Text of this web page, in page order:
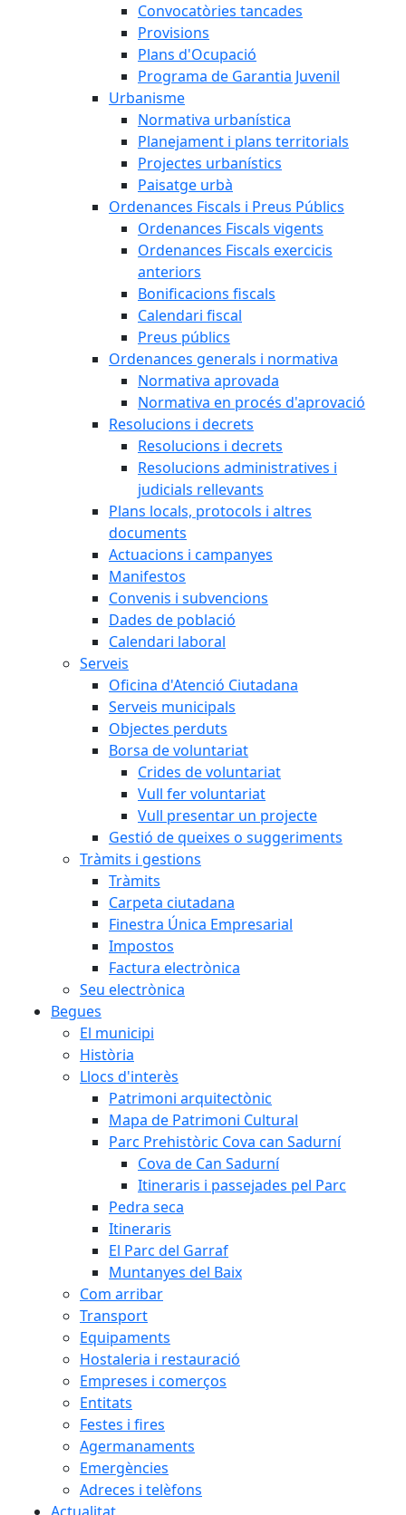
Convocatòries tancades
Provisions
Plans d'Ocupació
Programa de Garantia Juvenil
Urbanisme
Normativa urbanística
Planejament i plans territorials
Projectes urbanístics
Paisatge urbà
Ordenances Fiscals i Preus Públics
Ordenances Fiscals vigents
Ordenances Fiscals exercicis
anteriors
Bonificacions fiscals
Calendari fiscal
Preus públics
Ordenances generals i normativa
Normativa aprovada
Normativa en procés d'aprovació
Resolucions i decrets
Resolucions i decrets
Resolucions administratives i
judicials rellevants
Plans locals, protocols i altres
documents
Actuacions i campanyes
Manifestos
Convenis i subvencions
Dades de població
Calendari laboral
Serveis
Oficina d'Atenció Ciutadana
Serveis municipals
Objectes perduts
Borsa de voluntariat
Crides de voluntariat
Vull fer voluntariat
Vull presentar un projecte
Gestió de queixes o suggeriments
Tràmits i gestions
Tràmits
Carpeta ciutadana
Finestra Única Empresarial
Impostos
Factura electrònica
Seu electrònica
Begues
El municipi
Història
Llocs d'interès
Patrimoni arquitectònic
Mapa de Patrimoni Cultural
Parc Prehistòric Cova can Sadurní
Cova de Can Sadurní
Itineraris i passejades pel Parc
Pedra seca
Itineraris
El Parc del Garraf
Muntanyes del Baix
Com arribar
Transport
Equipaments
Hostaleria i restauració
Empreses i comerços
Entitats
Festes i fires
Agermanaments
Emergències
Adreces i telèfons